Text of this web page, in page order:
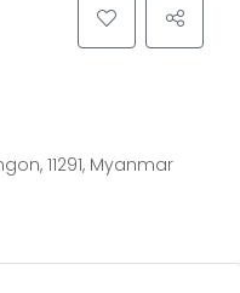
11291, Myanmar